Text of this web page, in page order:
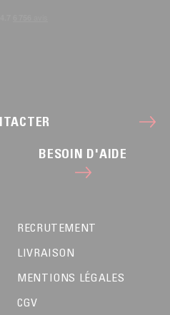
BESOIN D'AIDE
RECRUTEMENT
LIVRAISON
MENTIONS LÉGALES
CGV